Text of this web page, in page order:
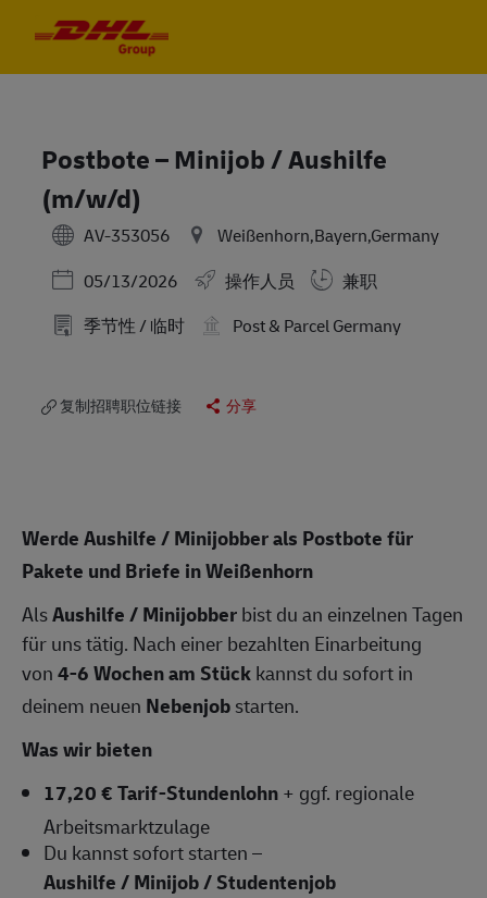
Postbote – Minijob / Aushilfe
(m/w/d)
AV-353056
Weißenhorn,Bayern,Germany
Posted Date
05/13/2026 操作人员
兼职
季节性 / 临时
Post & Parcel Germany
复制招聘职位链接 分享
Werde Aushilfe / Minijobber als Postbote für
Pakete und Briefe in Weißenhorn
AlsAushilfe / Minijobberbist du an einzelnen Tagen
für uns tätig. Nach einer bezahlten Einarbeitung
von4-6 Wochen am Stückkannst du sofort in
deinem neuen Nebenjobstarten.
Was wir bieten
17,20 € Tarif-Stundenlohn+ ggf. regionale
Arbeitsmarktzulage
Du kannst sofort starten –
Aushilfe / Minijob / Studentenjob